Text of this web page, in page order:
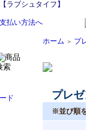
ラブシュタイフ】
ホーム ＞ プ
プレ
※並び順